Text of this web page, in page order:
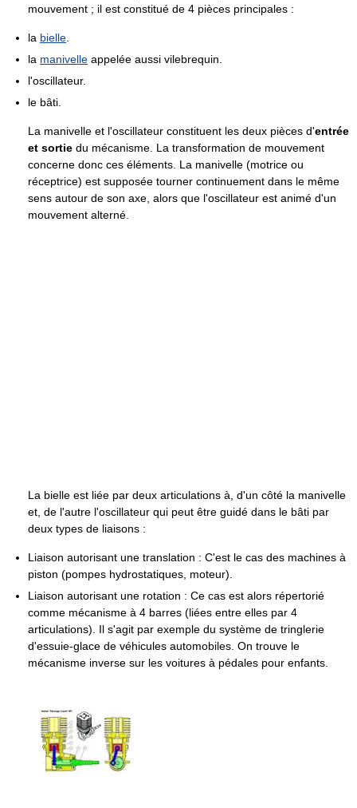
mouvement ; il est constitué de 4 pièces principales :
la bielle.
la manivelle appelée aussi vilebrequin.
l'oscillateur.
le bâti.
La manivelle et l'oscillateur constituent les deux pièces d'entrée
et sortie du mécanisme. La transformation de mouvement
concerne donc ces éléments. La manivelle (motrice ou
réceptrice) est supposée tourner continuement dans le même
sens autour de son axe, alors que l'oscillateur est animé d'un
mouvement alterné.
La bielle est liée par deux articulations à, d'un côté la manivelle
et, de l'autre l'oscillateur qui peut être guidé dans le bâti par
deux types de liaisons :
Liaison autorisant une translation : C'est le cas des machines à
piston (pompes hydrostatiques, moteur).
Liaison autorisant une rotation : Ce cas est alors répertorié
comme mécanisme à 4 barres (liées entre elles par 4
articulations). Il s'agit par exemple du système de tringlerie
d'essuie-glace de véhicules automobiles. On trouve le
mécanisme inverse sur les voitures à pédales pour enfants.